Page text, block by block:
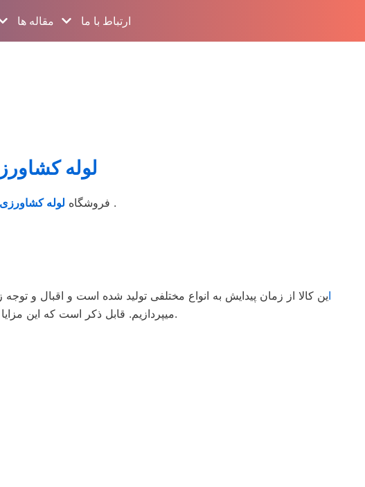
مقاله ها ارتباط با ما
لوله
فروشگاه لوله کشاورزی شرکت اترک دریپ در اندازه های مختلف با کیفیت 20 سانتی و استعلام قیمت مناسب جهت کشت بهینه کشاورزان محترم .
این کالا از زمان پیدایش به انواع مختلفی تولید شده است و اقبال و توجه
میپردازیم. قابل ذکر است که این مزایا تنها بخشی از مشخصات و مزایای بسیار عالی است و برای هر کدام از کاربردهای این لوله‌ها میتوان مزایای بسیاری نام برد.